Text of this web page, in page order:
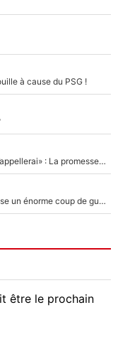
à cause du PSG !
Mercato - OM - «Dès que je prends un club, je t’appellerai» : La promesse de Marcelino au moment de claquer la porte
Victime de racisme contre Murray, Kyrgios pousse un énorme coup de gueule !
être le prochain